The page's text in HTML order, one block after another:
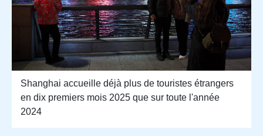
Shanghai accueille déjà plus de touristes étrangers
en dix premiers mois 2025 que sur toute l'année
2024